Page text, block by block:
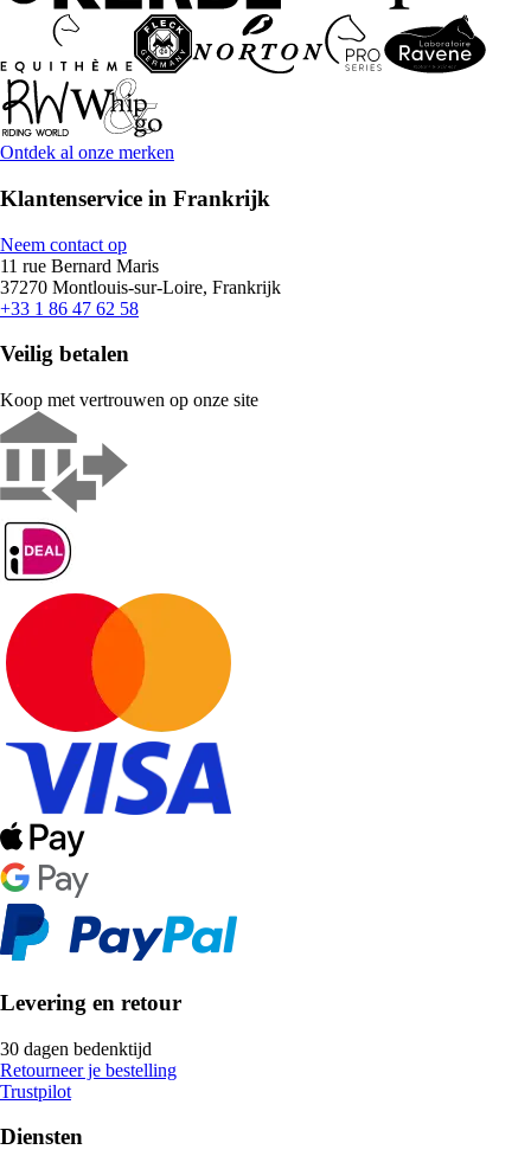
Ontdek al onze merken
Klantenservice in Frankrijk
Neem contact op
11 rue Bernard Maris
37270 Montlouis-sur-Loire, Frankrijk
+33 1 86 47 62 58
Veilig betalen
Koop met vertrouwen op onze site
Levering en retour
30 dagen bedenktijd
Retourneer je bestelling
Trustpilot
Diensten